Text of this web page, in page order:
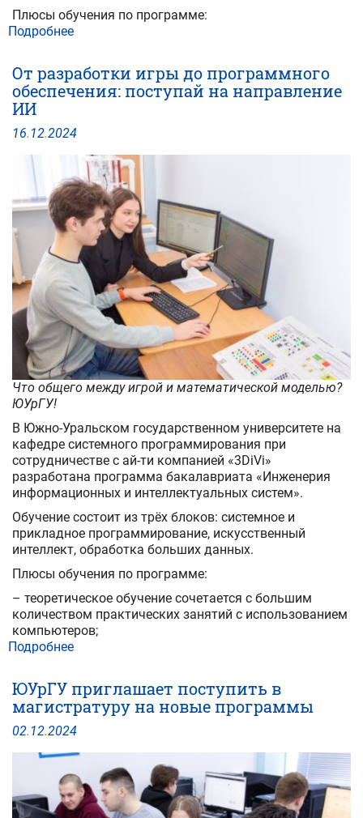
Плюсы обучения по программе:
Подробнее
направлении
ИИ
престижно!
От разработки игры до программного
обеспечения: поступай на направление
ИИ
16. 12.2024
Что общего между игрой и математической моделью?
ЮУрГУ!
В Южно-Уральском государственном университете на
кафедре системного программирования при
сотрудничестве с ай-ти компанией «3DiVi»
разработана программа бакалавриата «Инженерия
информационных и интеллектуальных систем».
Обучение состоит из трёх блоков: системное и
прикладное программирование, искусственный
интеллект, обработка больших данных.
Плюсы обучения по программе:
– теоретическое обучение сочетается с большим
количеством практических занятий с использованием
компьютеров;
Подробнее
игры
до
программного
поступай
на
направление
ИИ
ЮУрГУ приглашает поступить в
магистратуру на новые программы
02. 12.2024